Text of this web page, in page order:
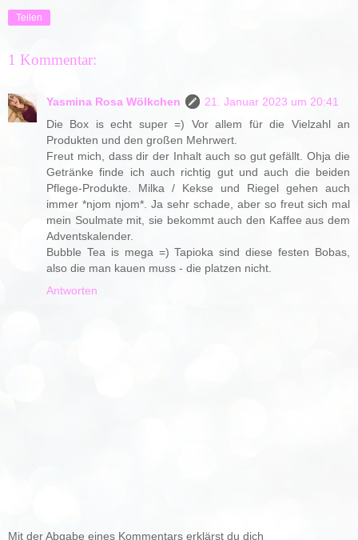
Teilen
1 Kommentar:
Yasmina Rosa Wölkchen
21. Januar 2023 um 20:41
Die Box is echt super =) Vor allem für die Vielzahl an
Produkten und den großen Mehrwert.
Freut mich, dass dir der Inhalt auch so gut gefällt. Ohja die
Getränke finde ich auch richtig gut und auch die beiden
Pflege-Produkte. Milka / Kekse und Riegel gehen auch
immer *njom njom*. Ja sehr schade, aber so freut sich mal
mein Soulmate mit, sie bekommt auch den Kaffee aus dem
Adventskalender.
Bubble Tea is mega =) Tapioka sind diese festen Bobas,
also die man kauen muss - die platzen nicht.
Antworten
Mit der Abgabe eines Kommentars erklärst du dich